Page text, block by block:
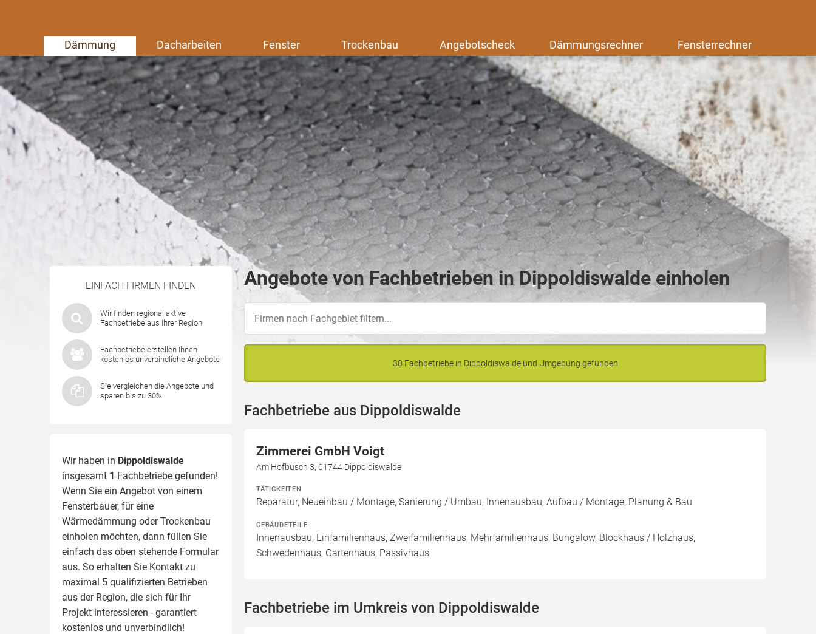
Dämmung Dacharbeiten Fenster Trockenbau Angebotscheck Dämmungsrechner Fensterrechner
EINFACH FIRMEN FINDEN
Wir finden regional aktive
Fachbetriebe aus Ihrer Region
Fachbetriebe erstellen Ihnen
kostenlos unverbindliche Angebote
Sie vergleichen die Angebote und
sparen bis zu 30%
Wir haben in Dippoldiswalde
insgesamt 1 Fachbetriebe gefunden!
Wenn Sie ein Angebot von einem
Fensterbauer, für eine
Wärmedämmung oder Trockenbau
einholen möchten, dann füllen Sie
einfach das oben stehende Formular
aus. So erhalten Sie Kontakt zu
maximal 5 qualifizierten Betrieben
aus der Region, die sich für Ihr
Projekt interessieren - garantiert
kostenlos und unverbindlich!
Angebote von Fachbetrieben in Dippoldiswalde einholen
30 Fachbetriebe in Dippoldiswalde und Umgebung gefunden
Fachbetriebe aus Dippoldiswalde
Zimmerei GmbH Voigt
Am Hofbusch 3, 01744 Dippoldiswalde
TÄTIGKEITEN
Reparatur, Neueinbau / Montage, Sanierung / Umbau, Innenausbau, Aufbau / Montage, Planung & Bau
GEBÄUDETEILE
Innenausbau, Einfamilienhaus, Zweifamilienhaus, Mehrfamilienhaus, Bungalow, Blockhaus / Holzhaus,
Schwedenhaus, Gartenhaus, Passivhaus
Fachbetriebe im Umkreis von Dippoldiswalde